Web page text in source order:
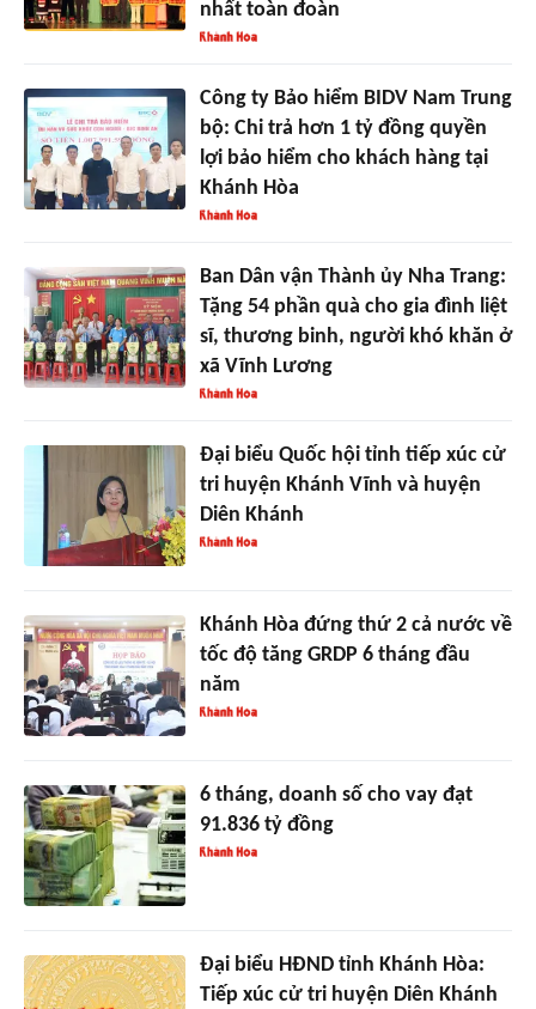
nhất toàn đoàn
Công ty Bảo hiểm BIDV Nam Trung
bộ: Chi trả hơn 1 tỷ đồng quyền
lợi bảo hiểm cho khách hàng tại
Khánh Hòa
Ban Dân vận Thành ủy Nha Trang:
Tặng 54 phần quà cho gia đình liệt
sĩ, thương binh, người khó khăn ở
xã Vĩnh Lương
Đại biểu Quốc hội tỉnh tiếp xúc cử
tri huyện Khánh Vĩnh và huyện
Diên Khánh
Khánh Hòa đứng thứ 2 cả nước về
tốc độ tăng GRDP 6 tháng đầu
năm
6 tháng, doanh số cho vay đạt
91.836 tỷ đồng
Đại biểu HĐND tỉnh Khánh Hòa:
Tiếp xúc cử tri huyện Diên Khánh